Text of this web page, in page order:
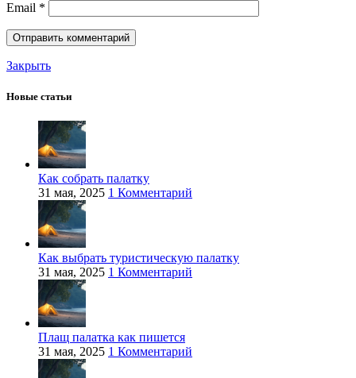
Email *
Закрыть
Новые статьи
Как собрать палатку
31 мая, 2025 1 Комментарий
Как выбрать туристическую палатку
31 мая, 2025 1 Комментарий
Плащ палатка как пишется
31 мая, 2025 1 Комментарий